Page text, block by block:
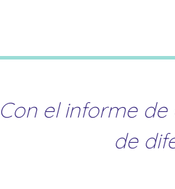
Con el informe
de